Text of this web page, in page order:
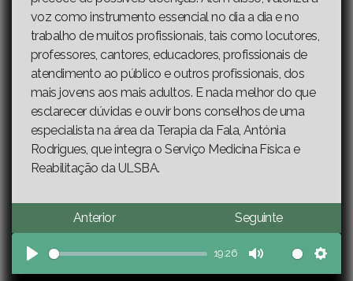
voz como instrumento essencial no dia a dia e no
trabalho de muitos profissionais, tais como locutores,
professores, cantores, educadores, profissionais de
atendimento ao público e outros profissionais, dos
mais jovens aos mais adultos. E nada melhor do que
esclarecer dúvidas e ouvir bons conselhos de uma
especialista na área da Terapia da Fala, Antónia
Rodrigues, que integra o Serviço Medicina Física e
Reabilitação da ULSBA.
Anterior Seguinte
Play
19:26
Mute